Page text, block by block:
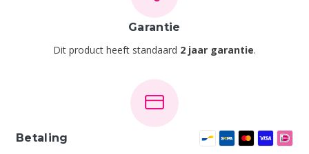
Garantie
Dit product heeft standaard 2 jaar garantie.
Betaling